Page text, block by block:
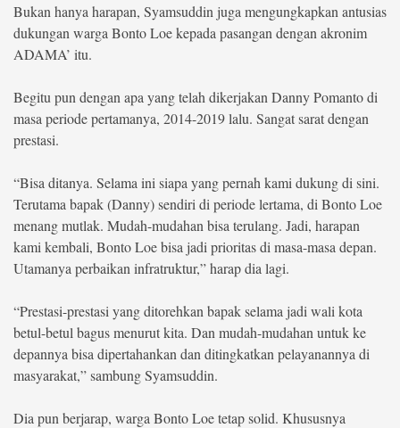
Bukan hanya harapan, Syamsuddin juga mengungkapkan antusias
dukungan warga Bonto Loe kepada pasangan dengan akronim
ADAMA’ itu.
Begitu pun dengan apa yang telah dikerjakan Danny Pomanto di
masa periode pertamanya, 2014-2019 lalu. Sangat sarat dengan
prestasi.
“Bisa ditanya. Selama ini siapa yang pernah kami dukung di sini.
Terutama bapak (Danny) sendiri di periode lertama, di Bonto Loe
menang mutlak. Mudah-mudahan bisa terulang. Jadi, harapan
kami kembali, Bonto Loe bisa jadi prioritas di masa-masa depan.
Utamanya perbaikan infratruktur,” harap dia lagi.
“Prestasi-prestasi yang ditorehkan bapak selama jadi wali kota
betul-betul bagus menurut kita. Dan mudah-mudahan untuk ke
depannya bisa dipertahankan dan ditingkatkan pelayanannya di
masyarakat,” sambung Syamsuddin.
Dia pun berjarap, warga Bonto Loe tetap solid. Khususnya